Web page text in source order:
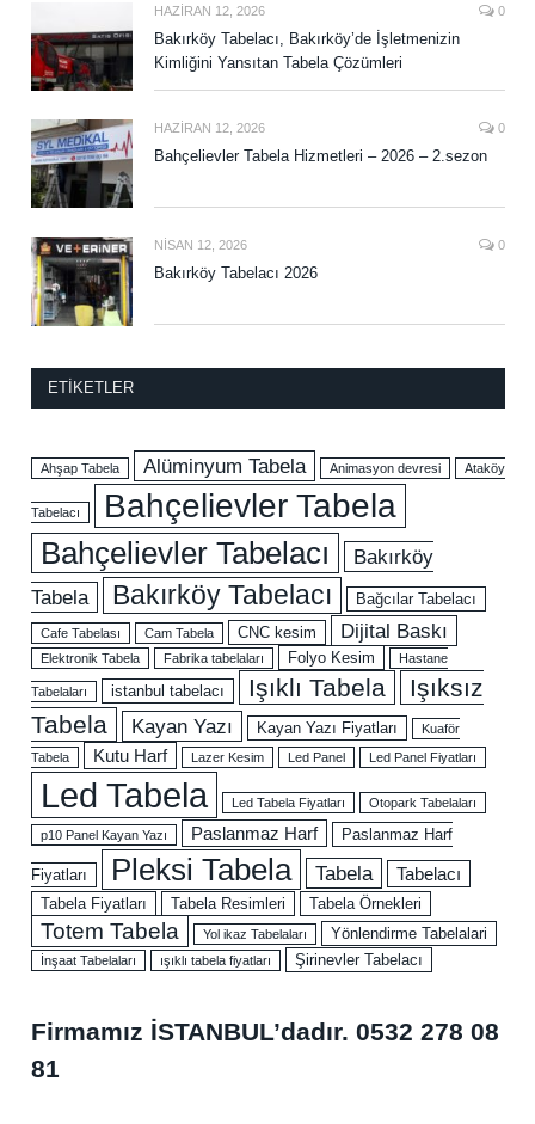
HAZIRAN 12, 2026 0
Bakırköy Tabelacı, Bakırköy’de İşletmenizin
Kimliğini Yansıtan Tabela Çözümleri
HAZIRAN 12, 2026 0
Bahçelievler Tabela Hizmetleri – 2026 – 2.sezon
NISAN 12, 2026 0
Bakırköy Tabelacı 2026
ETIKETLER
Ahşap Tabela Alüminyum Tabela Animasyon devresi Ataköy
Tabelacı Bahçelievler Tabela
Bahçelievler Tabelacı
Bakırköy
Tabela
Bakırköy Tabelacı Bağcılar Tabelacı
Cafe Tabelası Cam Tabela CNC kesim Dijital Baskı
Elektronik Tabela Fabrika tabelaları Folyo Kesim Hastane
Tabelaları istanbul tabelacı Işıklı Tabela
Işıksız
Tabela
Kayan Yazı Kayan Yazı Fiyatları
Kuaför
Tabela
Kutu Harf Lazer Kesim Led Panel Led Panel Fiyatları
Led Tabela Led Tabela Fiyatları Otopark Tabelaları
p10 Panel Kayan Yazı Paslanmaz Harf Paslanmaz Harf
Fiyatları Pleksi Tabela Tabela Tabelacı
Tabela Fiyatları Tabela Resimleri Tabela Örnekleri
Totem Tabela Yol ikaz Tabelaları Yönlendirme Tabelalari
İnşaat Tabelaları ışıklı tabela fiyatları Şirinevler Tabelacı
Firmamız İSTANBUL’dadır. 0532 278 08
81